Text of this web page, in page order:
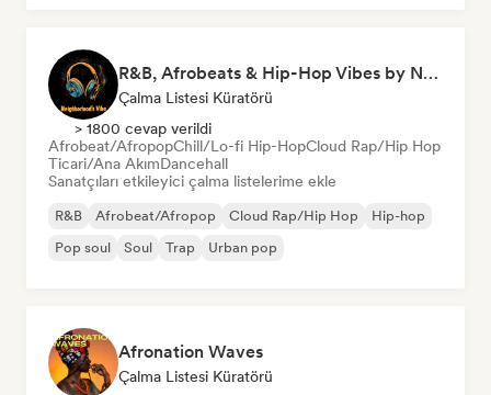
R&B, Afrobeats & Hip-Hop Vibes by Neighborhood's Vibe
Çalma Listesi Küratörü
> 1800 cevap verildi
Afrobeat/AfropopChill/Lo-fi Hip-HopCloud Rap/Hip Hop
Ticari/Ana AkımDancehall
Sanatçıları etkileyici çalma listelerime ekle
R&B Afrobeat/Afropop Cloud Rap/Hip Hop
Hip-hop
Pop soul
Soul Trap Urban pop
Afronation Waves
Çalma Listesi Küratörü